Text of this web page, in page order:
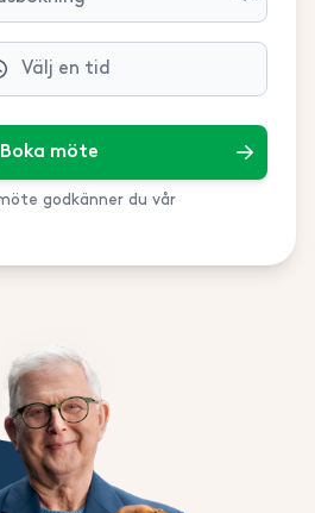
Välj en tid
Boka möte
godkänner du vår